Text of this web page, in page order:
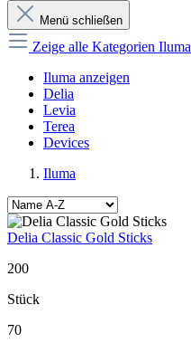
Menü schließen
Zeige alle Kategorien Iluma
Iluma anzeigen
Delia
Levia
Terea
Devices
Iluma
Delia Classic Gold Sticks
200
Stück
70